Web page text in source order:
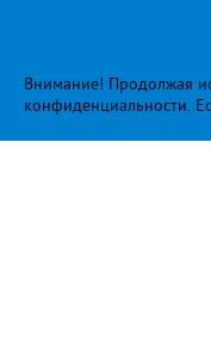
Внимание! Продолжая
конфиденциальности.